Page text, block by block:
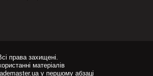
права захищені.
матеріалів
у першому абзаці